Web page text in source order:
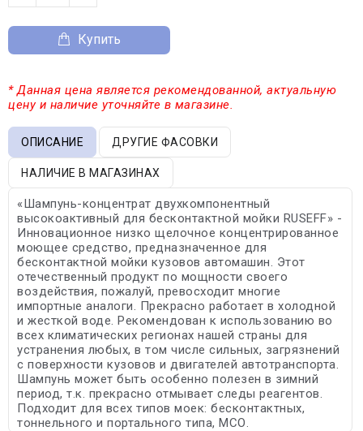
Купить
* Данная цена является рекомендованной, актуальную
цену и наличие уточняйте в магазине.
ОПИСАНИЕ ДРУГИЕ ФАСОВКИ
НАЛИЧИЕ В МАГАЗИНАХ
«Шампунь-концентрат двухкомпонентный
высокоактивный для бесконтактной мойки RUSEFF» -
Инновационное низко щелочное концентрированное
моющее средство, предназначенное для
бесконтактной мойки кузовов автомашин. Этот
отечественный продукт по мощности своего
воздействия, пожалуй, превосходит многие
импортные аналоги. Прекрасно работает в холодной
и жесткой воде. Рекомендован к использованию во
всех климатических регионах нашей страны для
устранения любых, в том числе сильных, загрязнений
с поверхности кузовов и двигателей автотранспорта.
Шампунь может быть особенно полезен в зимний
период, т.к. прекрасно отмывает следы реагентов.
Подходит для всех типов моек: бесконтактных,
тоннельного и портального типа, МСО.